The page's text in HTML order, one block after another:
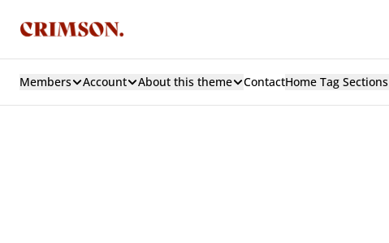
Members Account About this theme ContactHome Tag Sections